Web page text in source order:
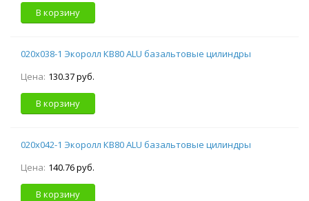
В корзину
020х038-1 Экоролл КВ80 ALU базальтовые цилиндры
Цена: 130.37 руб.
В корзину
020х042-1 Экоролл КВ80 ALU базальтовые цилиндры
Цена: 140.76 руб.
В корзину